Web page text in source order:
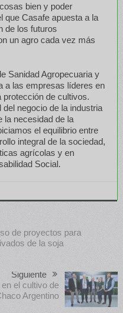
bien y poder
que Casafe apuesta a la
de los futuros
un agro cada vez más
Sanidad Agropecuaria y
a las empresas líderes en
protección de cultivos.
negocio de la industria
la necesidad de la
el equilibrio entre
integral de la sociedad,
agrícolas y en
Social.
de proyectos para
de la soja
Siguiente
el cultivo de
Argentino